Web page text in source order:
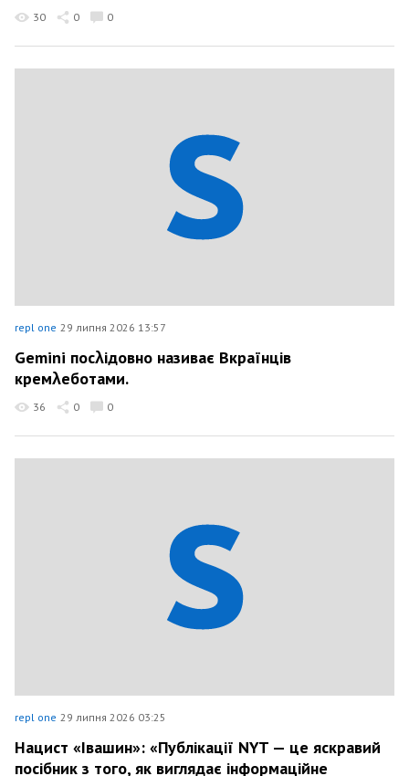
30 0 0
repl one 29 липня 2026 13:57
Gemini посλідовно називає Вкраїнців
кремλеботами.
36 0 0
repl one 29 липня 2026 03:25
Нацист «Івашин»: «Публікації NYT — це яскравий
посібник з того, як виглядає інформаційне